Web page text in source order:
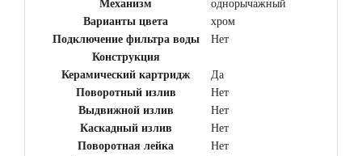
Механизм
однорычажный
Варианты цвета
хром
Подключение фильтра воды
Нет
Конструкция
Керамический картридж
Да
Поворотный излив
Нет
Выдвижной излив
Нет
Каскадный излив
Нет
Поворотная лейка
Нет